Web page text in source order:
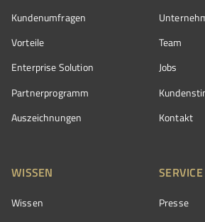
Kundenumfragen
Vorteile
Enterprise Solution
Partnerprogramm
Auszeichnungen
Team
Jobs
Kontakt
WISSEN
Wissen
SERVICE
Presse